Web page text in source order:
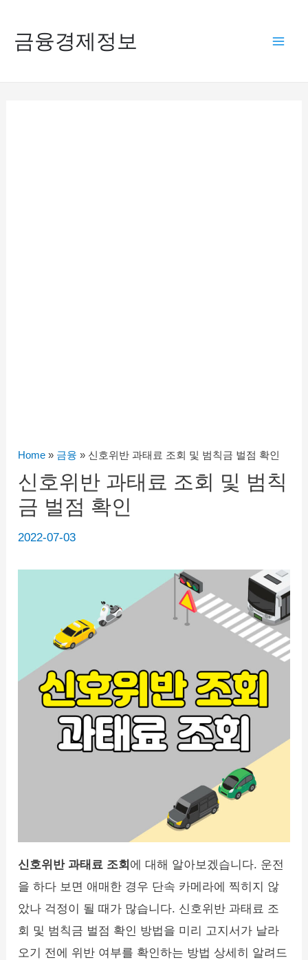
금융경제정보
Home » 금융 » 신호위반 과태료 조회 및 범칙금 벌점 확인
신호위반 과태료 조회 및 범칙
금 벌점 확인
2022-07-03
신호위반 과태료 조회 에 대해 알아보겠습니다. 운전
을 하다 보면 애매한 경우 단속 카메라에 찍히지 않
았나 걱정이 될 때가 많습니다. 신호위반 과태료 조
회 및 범칙금 벌점 확인 방법을 미리 고지서가 날라
오기 전에 위반 여부를 확인하는 방법 상세히 알려드